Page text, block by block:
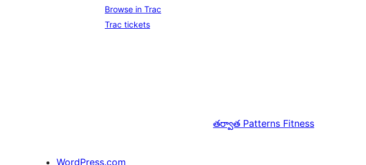
Browse in Trac
Trac tickets
తర్వాత Patterns Fitness
WordPress.com